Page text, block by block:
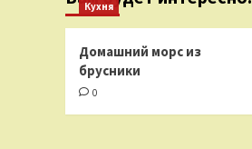
Кухня
Домашний морс из
брусники
0